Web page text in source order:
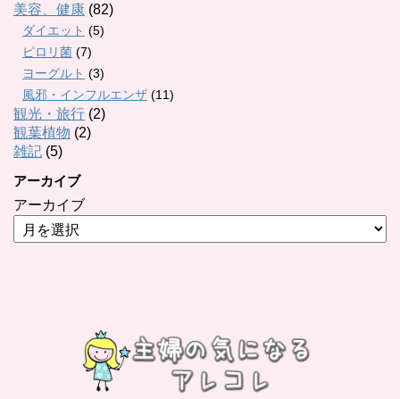
美容、健康 (82)
ダイエット (5)
ピロリ菌 (7)
ヨーグルト (3)
風邪・インフルエンザ (11)
観光・旅行 (2)
観葉植物 (2)
雑記 (5)
アーカイブ
アーカイブ